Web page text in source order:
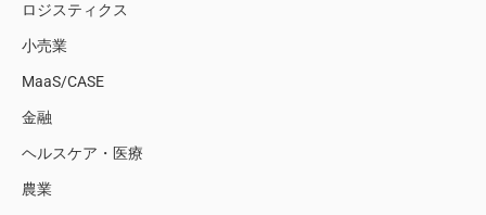
ロジスティクス
小売業
MaaS/CASE
金融
ヘルスケア・医療
農業